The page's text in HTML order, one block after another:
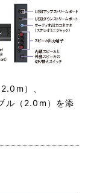
）、
ル（2.0m）を添